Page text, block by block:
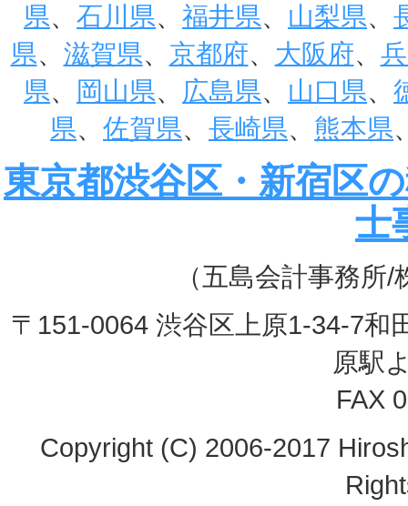
県、 石川県、 福井県、 山梨県、
県、 滋賀県、 京都府、 大阪府、
県、 岡山県、 広島県、 山口県、
県、 佐賀県、 長崎県、 熊本県
東京都渋谷区・新宿区
士
（五島会計事務
〒151-0064 渋谷区上原1-34-7和
原駅
FAX
Copyright (C) 2006-2017